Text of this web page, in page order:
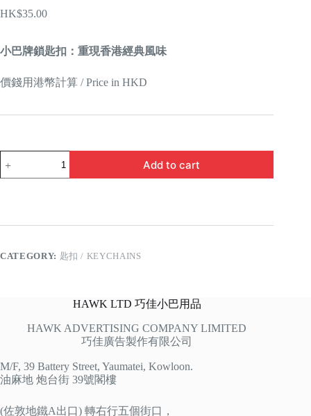
HK$35.00
小巴牌鎖匙扣：重現香港經典風味
價錢用港幣計算 / Price in HKD
自
Add to cart
CATEGORY: 匙扣 / KEYCHAINS
HAWK LTD 巧佳小巴用品
HAWK ADVERTISING COMPANY LIMITED
巧佳廣告製作有限公司
M/F, 39 Battery Street, Yaumatei, Kowloon.
油麻地 炮台街 39號閣樓
(佐敦地鐵A出口) 轉右行五個街口，